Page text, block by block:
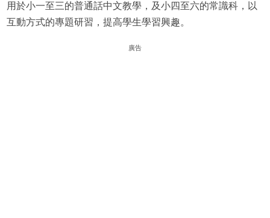
用於小一至三的普通話中文教學，及小四至六的常識科，以
互動方式的專題研習，提高學生學習興趣。
廣告